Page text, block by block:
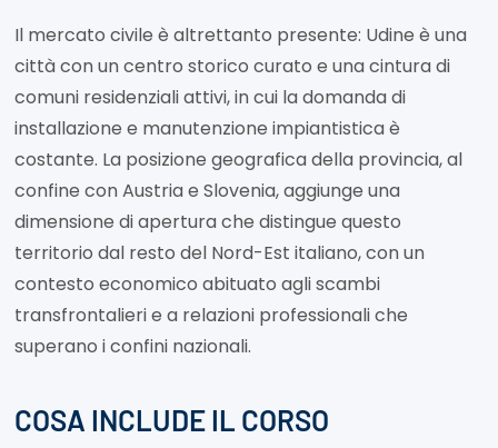
Il mercato civile è altrettanto presente: Udine è una
città con un centro storico curato e una cintura di
comuni residenziali attivi, in cui la domanda di
installazione e manutenzione impiantistica è
costante. La posizione geografica della provincia, al
confine con Austria e Slovenia, aggiunge una
dimensione di apertura che distingue questo
territorio dal resto del Nord-Est italiano, con un
contesto economico abituato agli scambi
transfrontalieri e a relazioni professionali che
superano i confini nazionali.
COSA INCLUDE IL CORSO